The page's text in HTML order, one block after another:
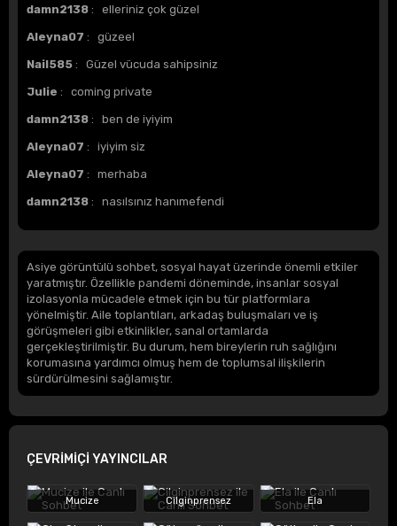
damn2138 : elleriniz çok güzel
Aleyna07 : güzeel
Nail585 : Güzel vücuda sahipsiniz
Julie : coming private
damn2138 : ben de iyiyim
Aleyna07 : iyiyim siz
Aleyna07 : merhaba
damn2138 : nasılsınız hanımefendi
Asiye görüntülü sohbet, sosyal hayat üzerinde önemli etkiler
yaratmıştır. Özellikle pandemi döneminde, insanlar sosyal
izolasyonla mücadele etmek için bu tür platformlara
yönelmiştir. Aile toplantıları, arkadaş buluşmaları ve iş
görüşmeleri gibi etkinlikler, sanal ortamlarda
gerçekleştirilmiştir. Bu durum, hem bireylerin ruh sağlığını
korumasına yardımcı olmuş hem de toplumsal ilişkilerin
sürdürülmesini sağlamıştır.
ÇEVRİMİÇİ YAYINCILAR
Mucize Cilginprensez Ela